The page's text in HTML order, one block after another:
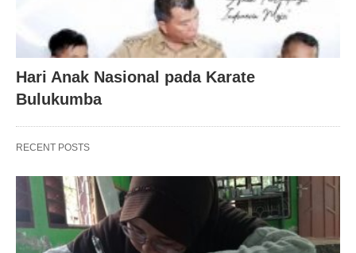
Hari Anak Nasional pada Karate
Bulukumba
RECENT POSTS